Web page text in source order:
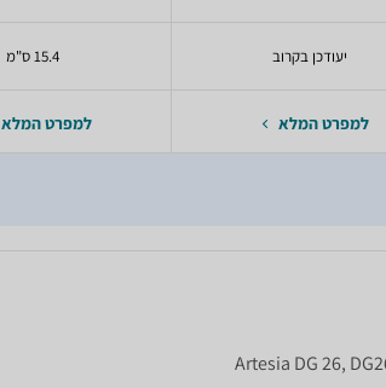
יעודכן בקרוב
למפרט המלא
15.4 ס"מ
למפרט המלא